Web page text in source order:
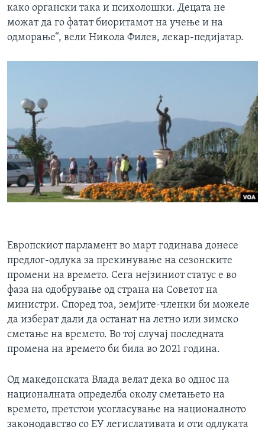
како органски така и психолошки. Децата не
можат да го фатат биоритамот на учење и на
одморање“, вели Никола Филев, лекар-педијатар.
Европскиот парламент во март годинава донесе
предлог-одлука за прекинување на сезонските
промени на времето. Сега нејзиниот статус е во
фаза на одобрување од страна на Советот на
министри. Според тоа, земјите-членки би можеле
да изберат дали да останат на летно или зимско
сметање на времето. Во тој случај последната
промена на времето би била во 2021 година.
Од македонската Влада велат дека во однос на
националната определба околу сметањето на
времето, претстои усогласување на националното
законодавство со ЕУ легислативата и оти одлуката